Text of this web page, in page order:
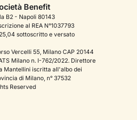
all'estero
salute mentale
Benefit
B2 - Napoli 80143
al REA N°1037793
sottoscritto e versato
Vercelli 55, Milano CAP 20144
Milano n. I-762/2022. Direttore
Mantellini iscritta all'albo dei
di Milano, n° 37532
Reserved